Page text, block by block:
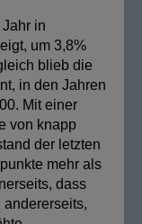
in
um 3,8%
blieb die
in den Jahren
Mit einer
von knapp
der letzten
mehr als
dass